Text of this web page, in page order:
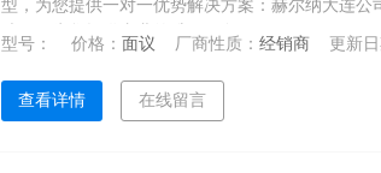
型，为您提供一对一优势解决方案：赫尔纳大连公
处，可为您提供专业的维修服务。
型号： 价格： 面议 厂商性质：经销商 更新
查看详情 在线留言